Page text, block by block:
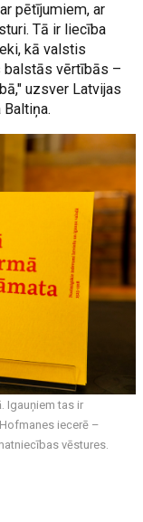
pētījumiem, ar
Tā ir liecība
kā valstis
vērtībās –
uzsver Latvijas
Igauņiem tas ir
iecerē –
vēstures.